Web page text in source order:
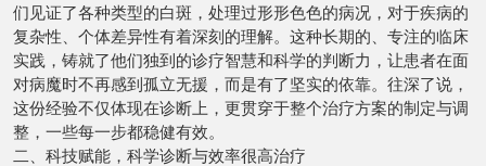
们见证了各种类型的白斑，处理过形形色色的病况，对于疾病的
复杂性、个体差异性有着深刻的理解。这种长期的、专注的临床
实践，铸就了他们独到的诊疗智慧和科学的判断力，让患者在面
对病魔时不再感到孤立无援，而是有了坚实的依靠。往深了说，
这份经验不仅体现在诊断上，更贯穿于整个治疗方案的制定与调
整，一些每一步都稳健有效。
二、科技赋能，科学诊断与效率很高治疗